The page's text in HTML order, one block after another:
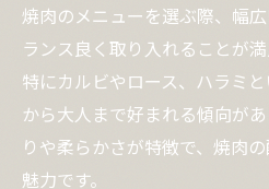
焼肉に合うおかずレ
焼肉 サイドメニュ
ヘルシー志向が選ぶ焼
焼肉をヘルシーに食
焼肉の脂を抑える
焼肉のメニューを選ぶ際、幅
ランス良く取り入れることが
特にカルビやロース、ハラミ
から大人まで好まれる傾向が
りや柔らかさが特徴で、焼肉
魅力です。